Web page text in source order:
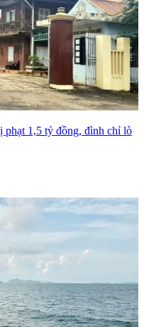
1,5 tỷ đồng, đình chỉ lò